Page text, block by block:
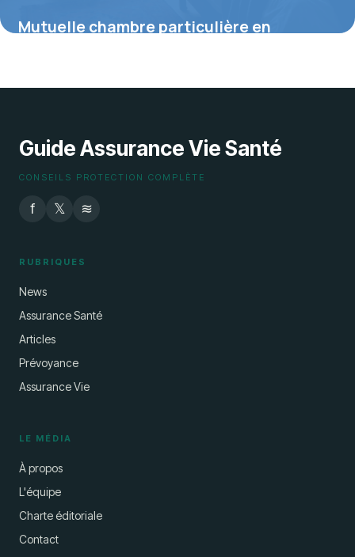
Mutuelle chambre particulière en
Guide Assurance Vie Santé
CONSEILS PROTECTION COMPLÈTE
f 𝕏 ≋
RUBRIQUES
News
Assurance Santé
Articles
Prévoyance
Assurance Vie
LE MÉDIA
À propos
L'équipe
Charte éditoriale
Contact